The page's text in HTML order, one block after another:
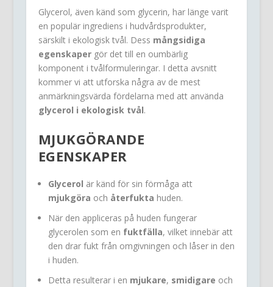
Glycerol, även känd som glycerin, har länge varit
en populär ingrediens i hudvårdsprodukter,
särskilt i ekologisk tvål. Dess mångsidiga
egenskapergör det till en oumbärlig
komponent i tvålformuleringar. I detta avsnitt
kommer vi att utforska några av de mest
anmärkningsvärda fördelarna med att använda
glycerol i ekologisk tvål.
MJUKGÖRANDE
EGENSKAPER
Glycerol är känd för sin förmåga att
mjukgöra och återfukta huden.
När den appliceras på huden fungerar
glycerolen som en fuktfälla, vilket innebär att
den drar fukt från omgivningen och låser in den
i huden.
Detta resulterar i en mjukare, smidigare och